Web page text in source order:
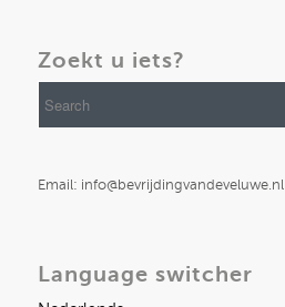
Zoekt u iets?
Email: info@bevrijdingvandeveluwe.nl
Language switcher